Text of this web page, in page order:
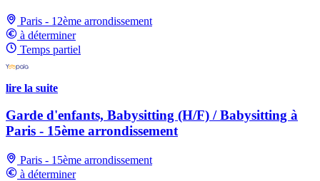
Paris - 12ème arrondissement
à déterminer
Temps partiel
lire la suite
Garde d'enfants, Babysitting (H/F) / Babysitting à
Paris - 15ème arrondissement
Paris - 15ème arrondissement
à déterminer